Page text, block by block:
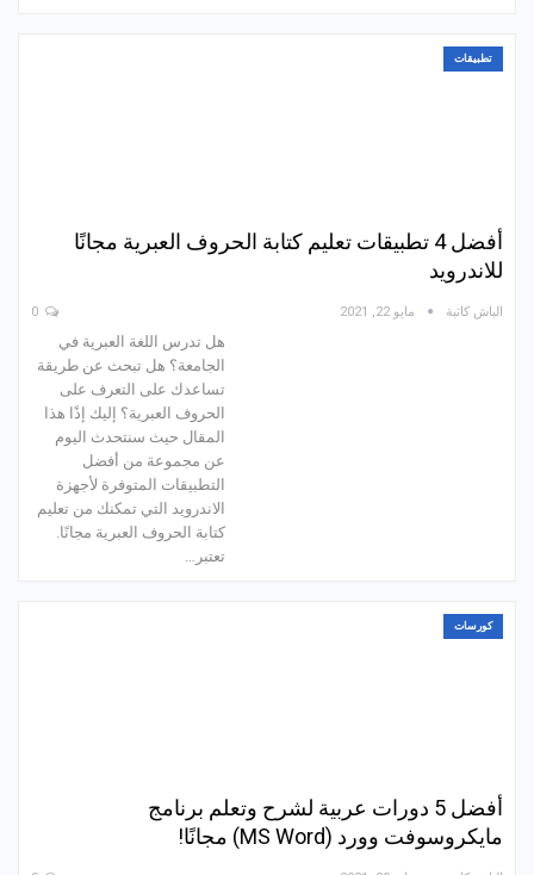
تطبيقات
أفضل 4 تطبيقات تعليم كتابة الحروف العبرية مجانًا
للاندرويد
الباش كاتبة مايو 22, 2021
هل تدرس اللغة العبرية في
الجامعة؟ هل تبحث عن طريقة
تساعدك على التعرف على
الحروف العبرية؟ إليك إذًا هذا
المقال حيث سنتحدث اليوم
عن مجموعة من أفضل
التطبيقات المتوفرة لأجهزة
الاندرويد التي تمكنك من تعليم
كتابة الحروف العبرية مجانًا.
تعتبر…
كورسات
أفضل 5 دورات عربية لشرح وتعلم برنامج
مايكروسوفت وورد (MS Word) مجانًا!